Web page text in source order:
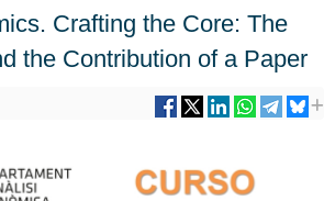
Crafting the Core: The
the Contribution of a Paper